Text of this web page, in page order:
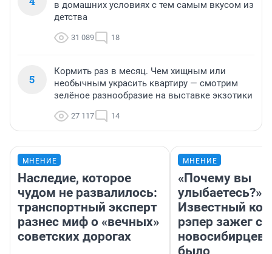
в домашних условиях с тем самым вкусом из
детства
31 089 18
5
Кормить раз в месяц. Чем хищным или
необычным украсить квартиру — смотрим
зелёное разнообразие на выставке экзотики
27 117 14
МНЕНИЕ
Наследие, которое
чудом не развалилось:
транспортный эксперт
разнес миф о «вечных»
советских дорогах
МНЕНИЕ
«Почему вы
улыбаетесь?»
Известный
рэпер зажег с
новосибирцев:
было